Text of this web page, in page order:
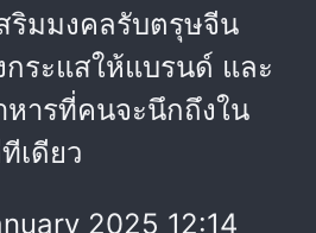
ริมมงคลรับตรุษจีน
กระแสให้แบรนด์ และ
หารที่คนจะนึกถึงใน
เดียว
2025 12:14